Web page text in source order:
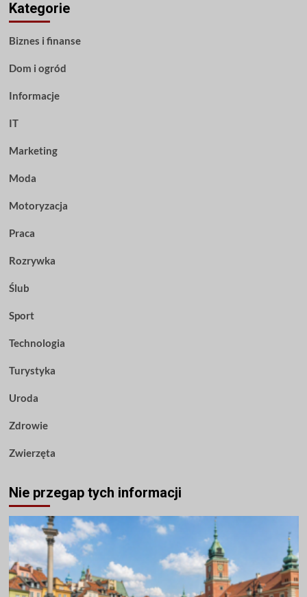
Kategorie
Biznes i finanse
Dom i ogród
Informacje
IT
Marketing
Moda
Motoryzacja
Praca
Rozrywka
Ślub
Sport
Technologia
Turystyka
Uroda
Zdrowie
Zwierzęta
Nie przegap tych informacji